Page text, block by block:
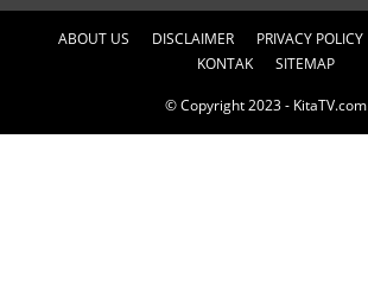
ABOUT US DISCLAIMER PRIVACY POLICY
KONTAK
SITEMAP
© Copyright 2023 - KitaTV.com